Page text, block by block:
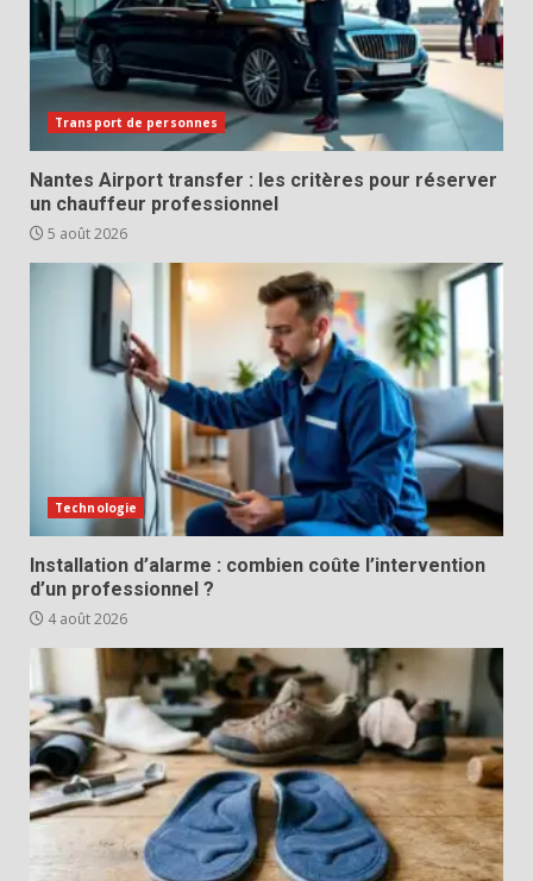
Transport de personnes
Nantes Airport transfer : les critères pour réserver
un chauffeur professionnel
5 août 2026
Technologie
Installation d’alarme : combien coûte l’intervention
d’un professionnel ?
4 août 2026